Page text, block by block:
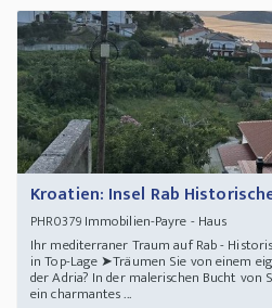
Kroatien: Insel Rab
PHR0379Immobilien-Payre - Haus
Ihr mediterraner Traum auf Rab -
in Top-Lage ➤Träumen Sie von einem
der Adria? In der malerischen Bucht von
ein charmantes ...